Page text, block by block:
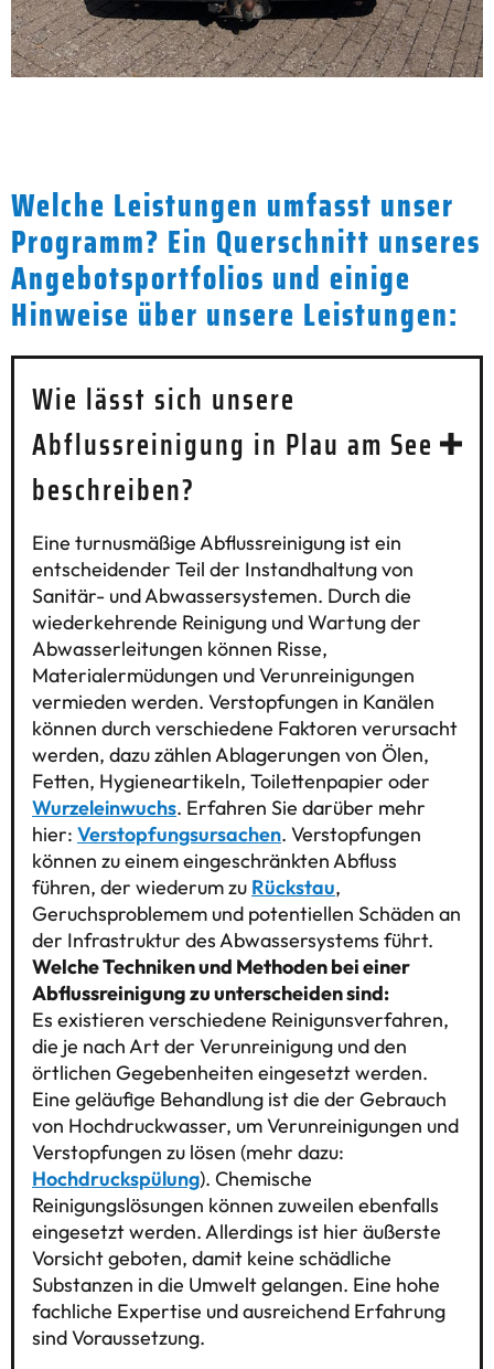
Welche Leistungen umfasst unser
Programm? Ein Querschnitt unseres
Angebotsportfolios und einige
Hinweise über unsere Leistungen:
Wie lässt sich unsere
Abflussreinigung in Plau am See
beschreiben?
Eine turnusmäßige Abflussreinigung ist ein
entscheidender Teil der Instandhaltung von
Sanitär- und Abwassersystemen. Durch die
wiederkehrende Reinigung und Wartung der
Abwasserleitungen können Risse,
Materialermüdungen und Verunreinigungen
vermieden werden. Verstopfungen in Kanälen
können durch verschiedene Faktoren verursacht
werden, dazu zählen Ablagerungen von Ölen,
Fetten, Hygieneartikeln, Toilettenpapier oder
Wurzeleinwuchs. Erfahren Sie darüber mehr
hier: Verstopfungsursachen. Verstopfungen
können zu einem eingeschränkten Abfluss
führen, der wiederum zu Rückstau,
Geruchsproblemem und potentiellen Schäden an
der Infrastruktur des Abwassersystems führt.
Welche Techniken und Methoden bei einer
Abflussreinigung zu unterscheiden sind:
Es existieren verschiedene Reinigunsverfahren,
die je nach Art der Verunreinigung und den
örtlichen Gegebenheiten eingesetzt werden.
Eine geläufige Behandlung ist die der Gebrauch
von Hochdruckwasser, um Verunreinigungen und
Verstopfungen zu lösen (mehr dazu:
Hochdruckspülung). Chemische
Reinigungslösungen können zuweilen ebenfalls
eingesetzt werden. Allerdings ist hier äußerste
Vorsicht geboten, damit keine schädliche
Substanzen in die Umwelt gelangen. Eine hohe
fachliche Expertise und ausreichend Erfahrung
sind Voraussetzung.